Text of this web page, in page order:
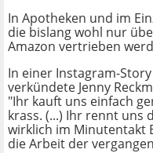
In Apotheken und im
die bislang wohl nur
Amazon vertrieben
In einer Instagram-
verkündete Jenny
"Ihr kauft uns einfach
krass. (...) Ihr rennt uns
wirklich im Minutentakt
die Arbeit der